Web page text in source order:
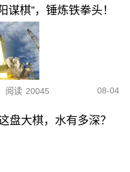
谋棋”，锤炼铁拳头！
阅读 20045 08-04
盘大棋，水有多深？